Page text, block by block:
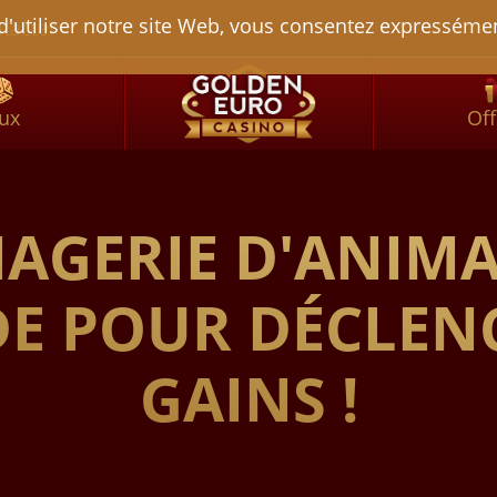
notre site Web, vous consentez
POUR
GAINS !